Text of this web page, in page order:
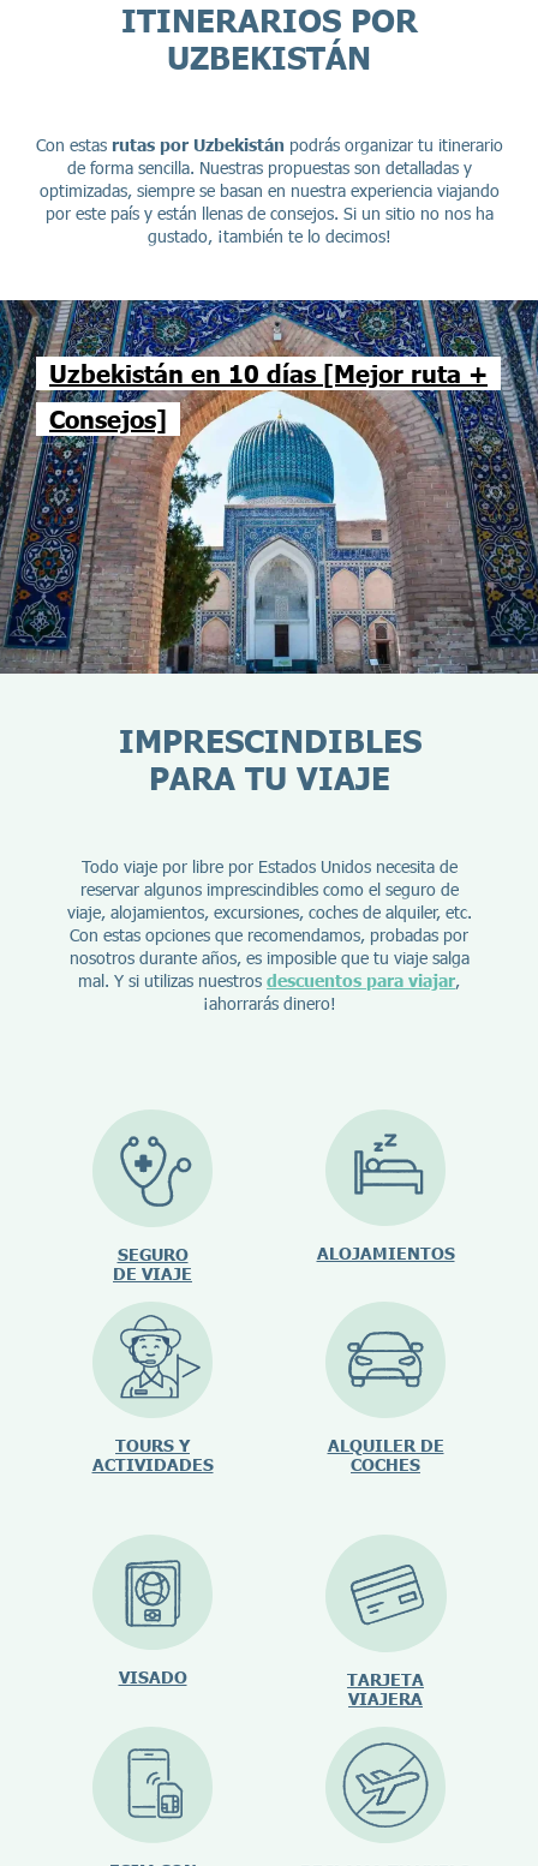
ITINERARIOS POR
UZBEKISTÁN
Con estas rutas por Uzbekistán podrás organizar tu itinerario
de forma sencilla. Nuestras propuestas son detalladas y
optimizadas, siempre se basan en nuestra experiencia viajando
por este país y están llenas de consejos. Si un sitio no nos ha
gustado, ¡también te lo decimos!
Uzbekistán en 10 días [Mejor ruta +
Consejos]
IMPRESCINDIBLES
PARA TU VIAJE
Todo viaje por libre por Estados Unidos necesita de
reservar algunos imprescindibles como el seguro de
viaje, alojamientos, excursiones, coches de alquiler, etc.
Con estas opciones que recomendamos, probadas por
nosotros durante años, es imposible que tu viaje salga
mal. Y si utilizas nuestros descuentos para viajar,
¡ahorrarás dinero!
SEGURO
DE VIAJE
ALOJAMIENTOS
TOURS Y
ACTIVIDADES
ALQUILER DE
COCHES
VISADO
TARJETA
VIAJERA